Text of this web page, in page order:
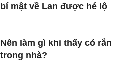
bí mật về Lan được hé lộ
Nên làm gì khi thấy có rắn
trong nhà?